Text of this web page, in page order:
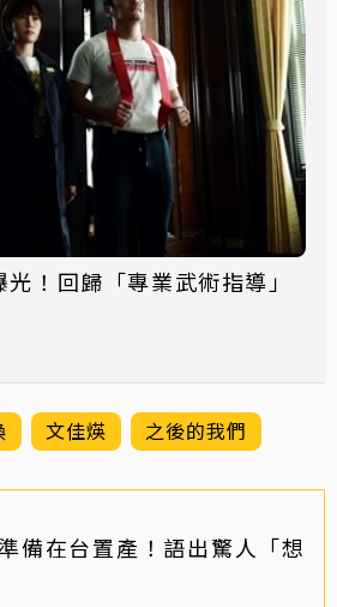
！回歸「專業武術指導」
文佳煐 之後的我們
備在台置產！語出驚人「想